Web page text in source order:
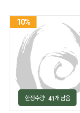
10%
한정수량 41개 남음